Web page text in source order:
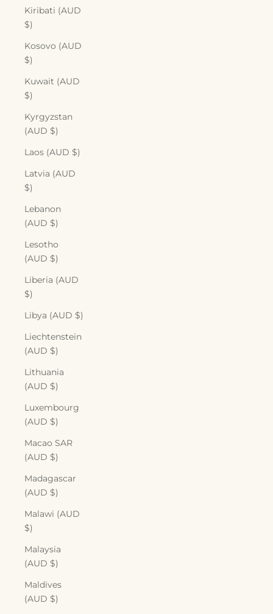
Kiribati (AUD
$)
Kosovo (AUD
$)
Kuwait (AUD
$)
Kyrgyzstan
(AUD $)
Laos (AUD $)
Latvia (AUD
$)
Lebanon
(AUD $)
Lesotho
(AUD $)
Liberia (AUD
$)
Libya (AUD $)
Liechtenstein
(AUD $)
Lithuania
(AUD $)
Luxembourg
(AUD $)
Macao SAR
(AUD $)
Madagascar
(AUD $)
Malawi (AUD
$)
Malaysia
(AUD $)
Maldives
(AUD $)